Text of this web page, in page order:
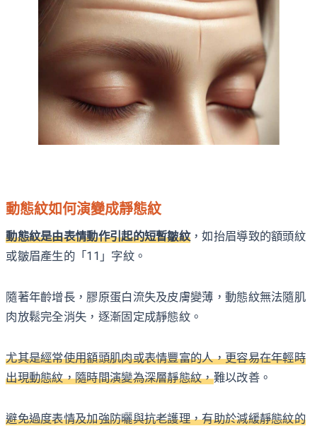
動態紋如何演變成靜態紋
動態紋是由表情動作引起的短暫皺紋，如抬眉導致的額頭紋
或皺眉產生的「11」字紋。
隨著年齡增長，膠原蛋白流失及皮膚變薄，動態紋無法隨肌
肉放鬆完全消失，逐漸固定成靜態紋。
尤其是經常使用額頭肌肉或表情豐富的人，更容易在年輕時
出現動態紋，隨時間演變為深層靜態紋，難以改善。
避免過度表情及加強防曬與抗老護理，有助於減緩靜態紋的